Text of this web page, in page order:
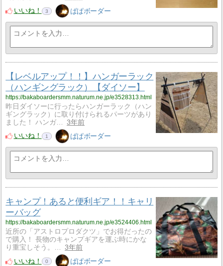
いいね！
3 ぱぱボーダー
【レベルアップ！！】ハンガーラック
（ハンギングラック）【ダイソー】
https://bakaboardersmm.naturum.ne.jp/e3528313.html
昨日ダイソーに行ったらハンガーラック（ハン
ギングラック）に取り付けられるパーツがあり
ました！ ハンガ…
3年前
いいね！
1 ぱぱボーダー
キャンプ！あると便利ギア！！キャリ
ーバッグ
https://bakaboardersmm.naturum.ne.jp/e3524406.html
近所の「アストロプロダクツ」でお得だったの
で購入！ 長物のキャンプギアを運ぶ時にかな
り重宝しそう。…
3年前
いいね！
0 ぱぱボーダー